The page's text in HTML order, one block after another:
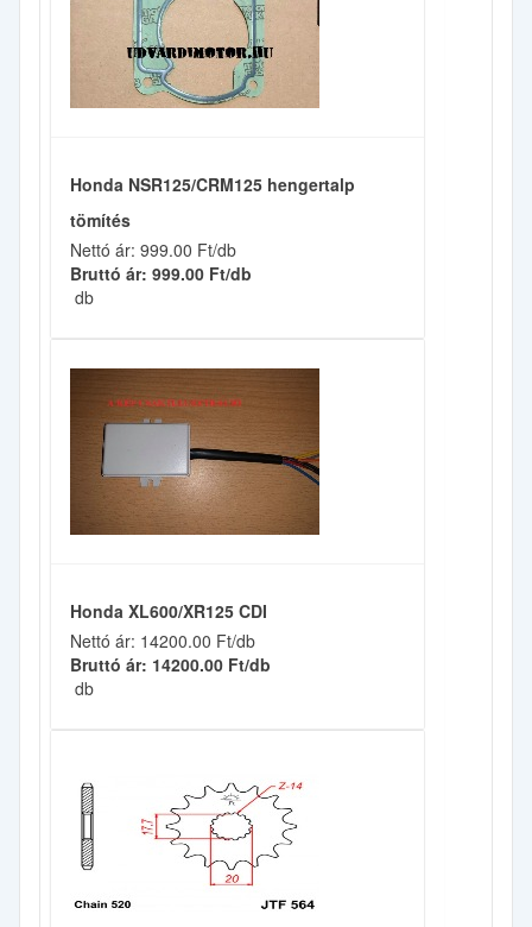
Honda NSR125/CRM125 hengertalp
tömítés
Nettó ár: 999.00 Ft/db
Bruttó ár: 999.00 Ft/db
db
Honda XL600/XR125 CDI
Nettó ár: 14200.00 Ft/db
Bruttó ár: 14200.00 Ft/db
db